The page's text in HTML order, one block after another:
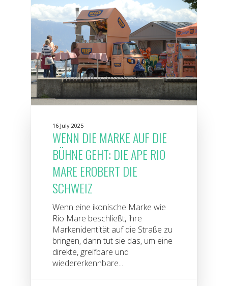
16 July 2025
WENN DIE MARKE AUF DIE
BÜHNE GEHT: DIE APE RIO
MARE EROBERT DIE
SCHWEIZ
Wenn eine ikonische Marke wie
Rio Mare beschließt, ihre
Markenidentität auf die Straße zu
bringen, dann tut sie das, um eine
direkte, greifbare und
wiedererkennbare...